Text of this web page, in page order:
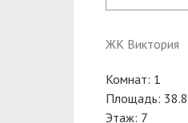
ЖК Виктория
Комнат: 1
Площадь:
Этаж: 7